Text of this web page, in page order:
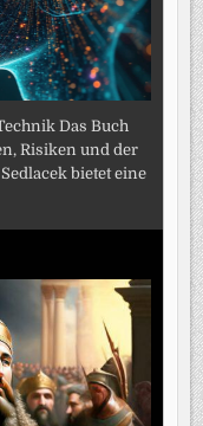
Das Buch
Risiken und der
bietet eine